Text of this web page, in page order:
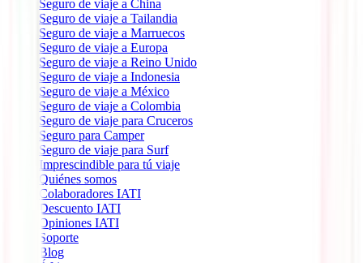
Seguro de viaje a China
Seguro de viaje a Tailandia
Seguro de viaje a Marruecos
Seguro de viaje a Europa
Seguro de viaje a Reino Unido
Seguro de viaje a Indonesia
Seguro de viaje a México
Seguro de viaje a Colombia
Seguro de viaje para Cruceros
Seguro para Camper
Seguro de viaje para Surf
Imprescindible para tú viaje
Quiénes somos
Colaboradores IATI
Descuento IATI
Opiniones IATI
Soporte
Blog